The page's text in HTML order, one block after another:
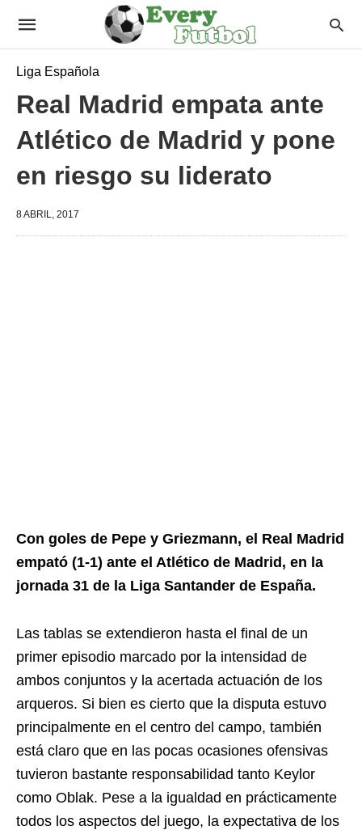
Liga Española
Real Madrid empata ante
Atlético de Madrid y pone
en riesgo su liderato
8 ABRIL, 2017
Con goles de Pepe y Griezmann, el Real Madrid
empató (1-1) ante el Atlético de Madrid, en la
jornada 31 de la Liga Santander de España.
Las tablas se extendieron hasta el final de un
primer episodio marcado por la intensidad de
ambos conjuntos y la acertada actuación de los
arqueros. Si bien es cierto que la disputa estuvo
principalmente en el centro del campo, también
está claro que en las pocas ocasiones ofensivas
tuvieron bastante responsabilidad tanto Keylor
como Oblak. Pese a la igualdad en prácticamente
todos los aspectos del juego, la expectativa de los